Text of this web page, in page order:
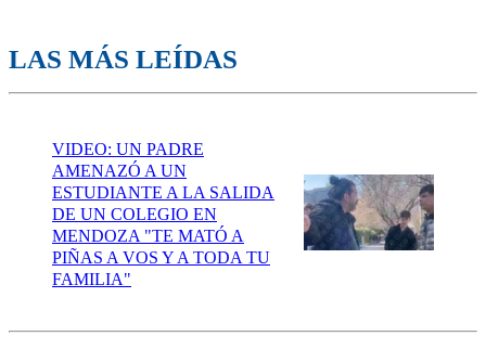
LAS MÁS LEÍDAS
VIDEO: UN PADRE
AMENAZÓ A UN
ESTUDIANTE A LA SALIDA
DE UN COLEGIO EN
MENDOZA "TE MATÓ A
PIÑAS A VOS Y A TODA TU
FAMILIA"